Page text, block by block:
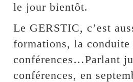
le jour bientôt.
Le GERSTIC, c’est
formations, la conduite
conférences…Parlant
conférences, en